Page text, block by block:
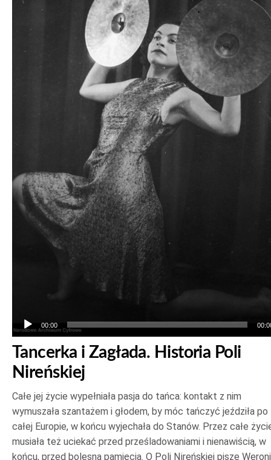
00:00
Tancerka i Zagłada. Historia Poli
Nireńskiej
Całe jej życie wypełniała pasja do tańca: kontakt z nim
wymuszała szantażem i głodem, by móc tańczyć jeździła po
całej Europie, w końcu wyjechała do Stanów. Przez całe
musiała też uciekać przed prześladowaniami i nienawiścią, w
końcu, przed bolesną pamięcią. O Poli Nireńskiej pisze